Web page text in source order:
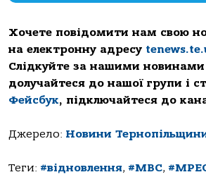
Хочете повідомити нам свою
на електронну адресу
Слідкуйте за нашими новинами
долучайтеся до нашої групи і
Фейсбук, підключайтеся до
Джерело: Новини
Теги: #відновлення, #МВС,